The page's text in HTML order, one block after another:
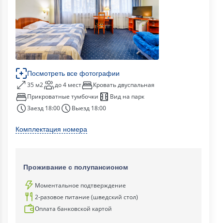
Посмотреть все фотографии
35 м2 до 4 мест
Кровать двуспальная
Прикроватные тумбочки
Вид на парк
Заезд 18:00
Выезд 18:00
Комплектация номера
Проживание с полупансионом
Моментальное подтверждение
2-разовое питание (шведский стол)
Оплата банковской картой